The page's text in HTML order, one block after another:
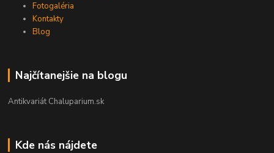
Fotogaléria
Kontakty
Blog
Najčítanejšie na blogu
Antikvariát Chaluparium.sk
Kde nás nájdete